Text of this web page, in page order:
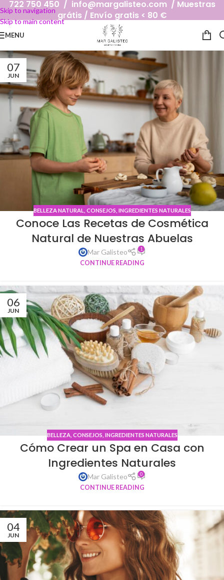
Skip to navigation
Skip to main content
722 750 450 / info@margalisteo.com / Muestras
grátis / Envío gratis < 80 €
MENU
07
JUN
BELLEZA NATURAL CONSEJOS INGREDIENTES NATURALES
Conoce Las Recetas de Cosmética
Natural de Nuestras Abuelas
Mar Galisteo 1
CONTINUE READING
06
JUN
BELLEZA, CONSEJOS INGREDIENTES NATURALES
Cómo Crear un Spa en Casa con
Ingredientes Naturales
Mar Galisteo 0
CONTINUE READING
04
JUN